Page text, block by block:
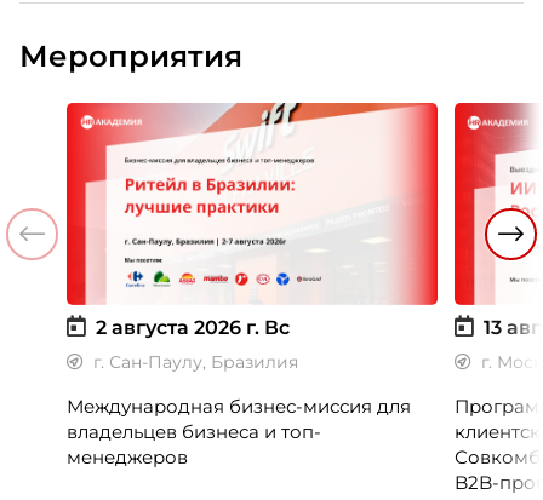
Мероприятия
2 августа 2026 г. Вс
г. Сан-Паулу, Бразилия
Международная бизнес-миссия для
владельцев бизнеса и топ-
менеджеров
13
г.
B2B-